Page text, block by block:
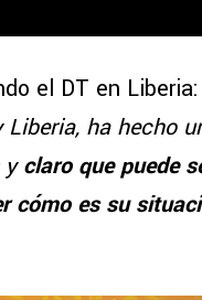
el DT en Liberia:
ha hecho
yclaro que puede
cómo es su